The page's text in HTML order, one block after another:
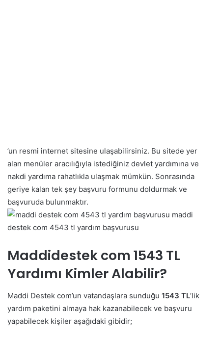
’un resmi internet sitesine ulaşabilirsiniz. Bu sitede yer
alan menüler aracılığıyla istediğiniz devlet yardımına ve
nakdi yardıma rahatlıkla ulaşmak mümkün. Sonrasında
geriye kalan tek şey başvuru formunu doldurmak ve
başvuruda bulunmaktır.
maddi
destek com 4543 tl yardım başvurusu
Maddidestek com 1543 TL
Yardımı Kimler Alabilir?
Maddi Destek com’un vatandaşlara sunduğu 1543 TL’lik
yardım paketini almaya hak kazanabilecek ve başvuru
yapabilecek kişiler aşağıdaki gibidir;